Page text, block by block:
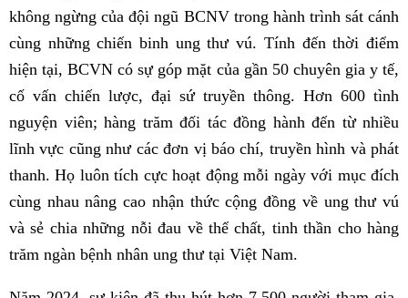
không ngừng của đội ngũ BCNV trong hành trình sát cánh
cùng những chiến binh ung thư vú. Tính đến thời điểm
hiện tại, BCVN có sự góp mặt của gần 50 chuyên gia y tế,
cố vấn chiến lược, đại sứ truyền thông. Hơn 600 tình
nguyện viên; hàng trăm đối tác đồng hành đến từ nhiều
lĩnh vực cũng như các đơn vị báo chí, truyền hình và phát
thanh. Họ luôn tích cực hoạt động mỗi ngày với mục đích
cùng nhau nâng cao nhận thức cộng đồng về ung thư vú
và sẻ chia những nỗi đau về thể chất, tinh thần cho hàng
trăm ngàn bệnh nhân ung thư tại Việt Nam.